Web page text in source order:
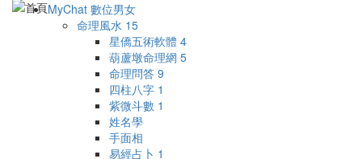
MyChat 數位男女
命理風水 15
星僑五術軟體 4
葫蘆墩命理網 5
命理問答 9
四柱八字 1
紫微斗數 1
姓名學
手面相
易經占卜 1